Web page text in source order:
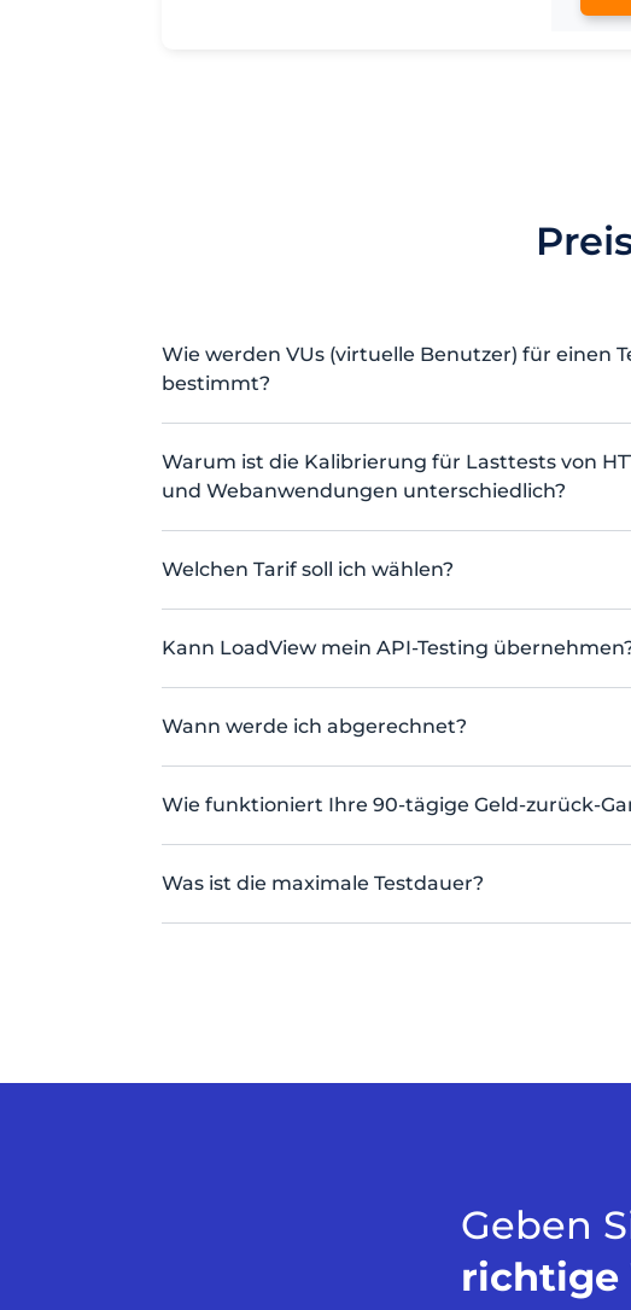
Wie werden VUs (virtuelle Benutzer) für einen
bestimmt?
Warum ist die Kalibrierung für Lasttests von
und Webanwendungen unterschiedlich?
Welchen Tarif soll ich wählen?
Kann LoadView mein API-Testing
Wann werde ich abgerechnet?
Wie funktioniert Ihre 90-tägige Geld-zurück-
Was ist die maximale Testdauer?
Geben
richtige